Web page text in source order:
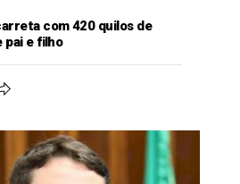
com 420 quilos de
pai e filho